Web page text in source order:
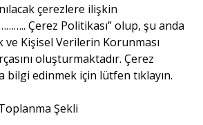
çerezlere ilişkin
Çerez Politikası” olup, şu anda
ve Kişisel Verilerin Korunması
oluşturmaktadır. Çerez
bilgi edinmek için lütfen tıklayın.
Şekli